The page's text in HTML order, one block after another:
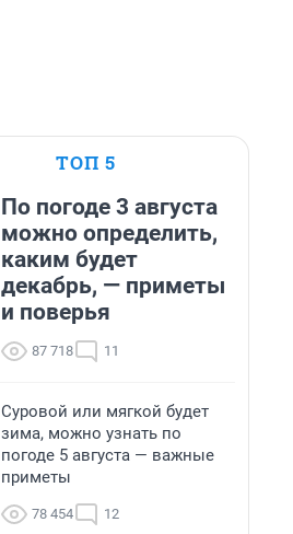
ТОП 5
По погоде 3 августа
можно определить,
каким будет
декабрь, — приметы
и поверья
87 718 11
Суровой или мягкой будет
зима, можно узнать по
погоде 5 августа — важные
приметы
78 454 12